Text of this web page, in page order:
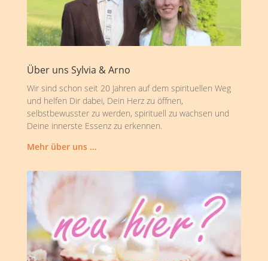
Über uns Sylvia & Arno
Wir sind schon seit 20 Jahren auf dem spirituellen Weg
und helfen Dir dabei, Dein Herz zu öffnen,
selbstbewusster zu werden, spirituell zu wachsen und
Deine innerste Essenz zu erkennen.
Mehr über uns …